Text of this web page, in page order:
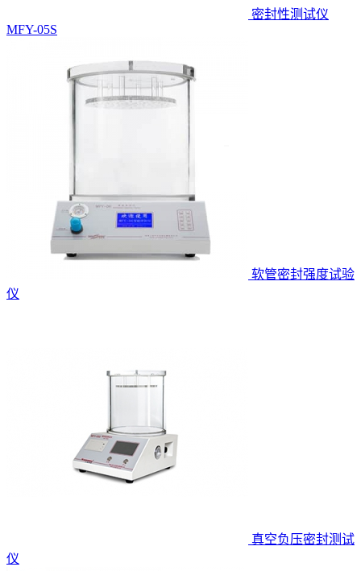
密封性测试仪
MFY-05S
软管密封强度试验
仪
真空负压密封测试
仪